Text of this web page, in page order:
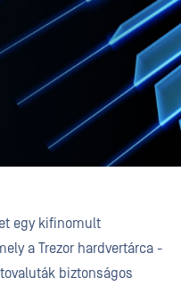
egy kifinomult
a Trezor hardvertárca -
biztonságos